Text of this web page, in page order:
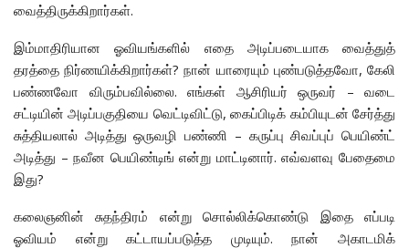
வைத்திருக்கிறார்கள்.
இம்மாதிரியான ஓவியங்களில் எதை அடிப்படையாக வைத்துத்
தரத்தை நிர்ணயிக்கிறார்கள்? நான் யாரையும் புண்படுத்தவோ, கேலி
பண்ணவோ விரும்பவில்லை. எங்கள் ஆசிரியர் ஒருவர் – வடை
சட்டியின் அடிப்பகுதியை வெட்டிவிட்டு, கைப்பிடிக் கம்பியுடன் சேர்த்து
சுத்தியலால் அடித்து ஒருவழி பண்ணி – கருப்பு சிவப்புப் பெயிண்ட்
அடித்து – நவீன பெயிண்டிங் என்று மாட்டினார். எவ்வளவு பேதைமை
இது?
கலைஞனின் சுதந்திரம் என்று சொல்லிக்கொண்டு இதை எப்படி
ஓவியம் என்று கட்டாயப்படுத்த முடியும். நான் அகாடமிக்